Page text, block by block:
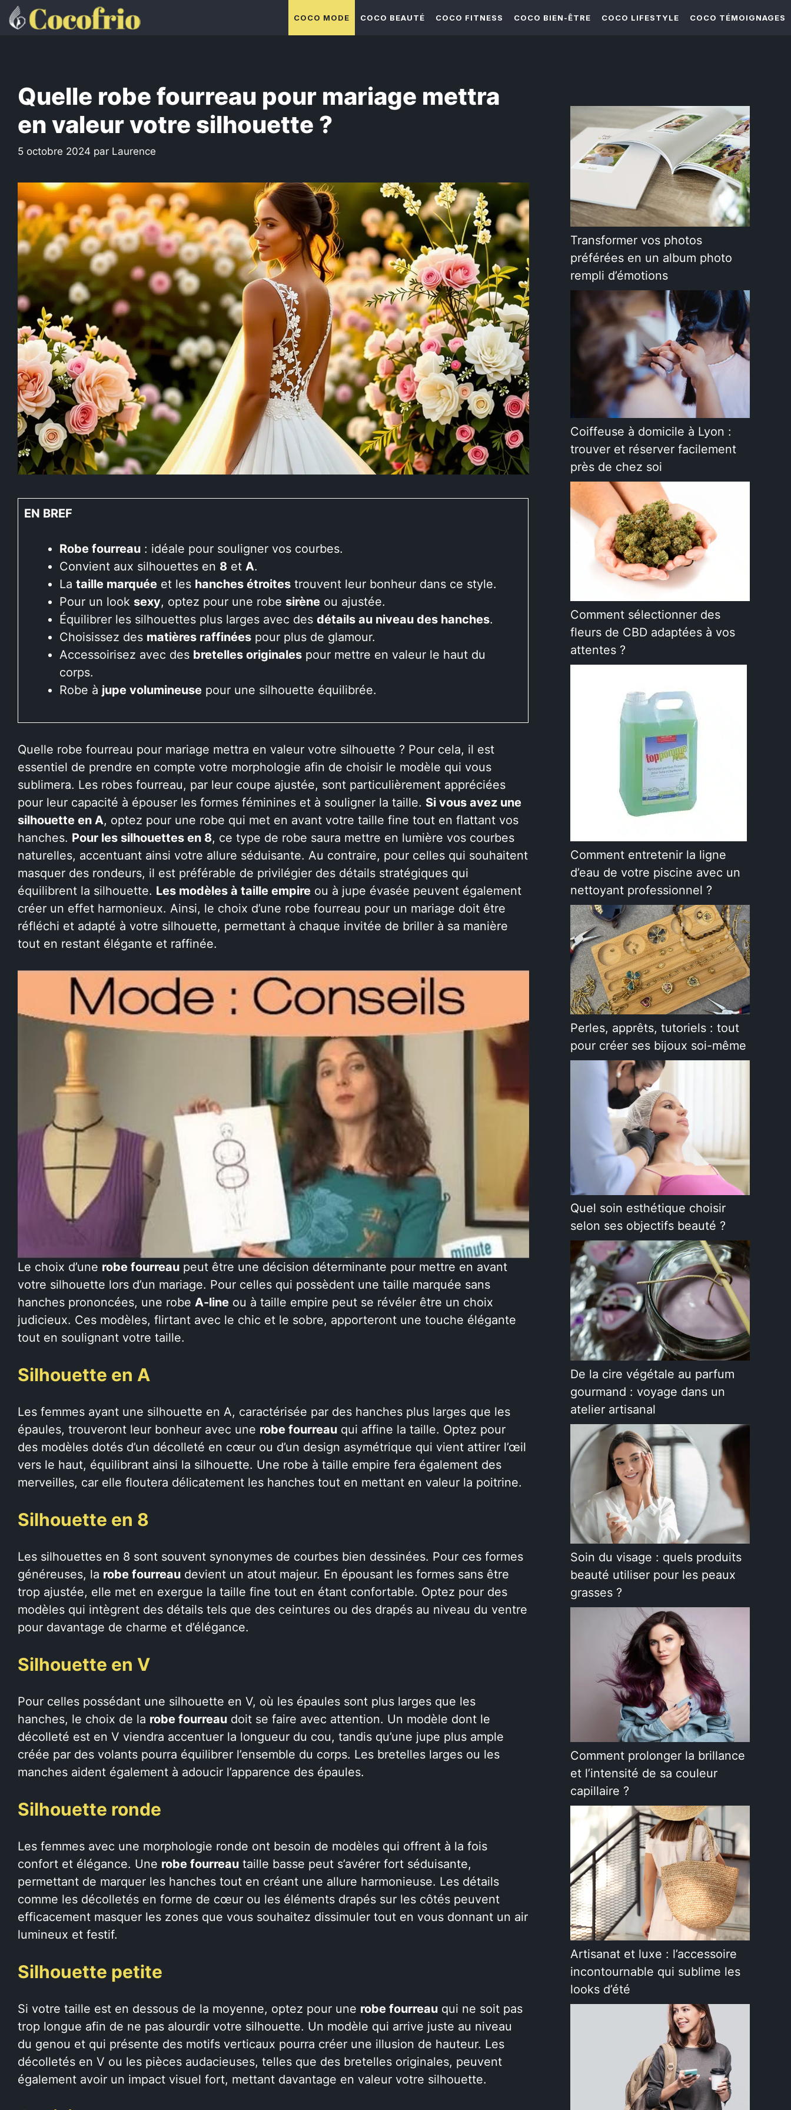
Aller
au
COCO MODE COCO BEAUTÉ COCO FITNESS COCO BIEN-ÊTRE COCO LIFESTYLE COCO TÉMOIGNAGES
Quelle robe fourreau pour mariage mettra
en valeur votre silhouette ?
5 octobre 2024 par Laurence
EN BREF
Robe fourreau : idéale pour souligner vos courbes.
Convient aux silhouettes en 8 et A.
La taille marquée et les hanches étroites trouvent leur bonheur dans ce style.
Pour un look sexy, optez pour une robe sirène ou ajustée.
Équilibrer les silhouettes plus larges avec des détails au niveau des hanches.
Choisissez des matières raffinées pour plus de glamour.
Accessoirisez avec des bretelles originales pour mettre en valeur le haut du
corps.
Robe à jupe volumineuse pour une silhouette équilibrée.
Quelle robe fourreau pour mariage mettra en valeur votre silhouette ? Pour cela, il est
essentiel de prendre en compte votre morphologie afin de choisir le modèle qui vous
sublimera. Les robes fourreau, par leur coupe ajustée, sont particulièrement appréciées
pour leur capacité à épouser les formes féminines et à souligner la taille. Si vous avez une
silhouette en A, optez pour une robe qui met en avant votre taille fine tout en flattant vos
hanches. Pour les silhouettes en 8, ce type de robe saura mettre en lumière vos courbes
naturelles, accentuant ainsi votre allure séduisante. Au contraire, pour celles qui souhaitent
masquer des rondeurs, il est préférable de privilégier des détails stratégiques qui
équilibrent la silhouette. Les modèles à taille empire ou à jupe évasée peuvent également
créer un effet harmonieux. Ainsi, le choix d’une robe fourreau pour un mariage doit être
réfléchi et adapté à votre silhouette, permettant à chaque invitée de briller à sa manière
tout en restant élégante et raffinée.
Le choix d’une robe fourreau peut être une décision déterminante pour mettre en avant
votre silhouette lors d’un mariage. Pour celles qui possèdent une taille marquée sans
hanches prononcées, une robe A-line ou à taille empire peut se révéler être un choix
judicieux. Ces modèles, flirtant avec le chic et le sobre, apporteront une touche élégante
tout en soulignant votre taille.
Silhouette en A
Les femmes ayant une silhouette en A, caractérisée par des hanches plus larges que les
épaules, trouveront leur bonheur avec une robe fourreau qui affine la taille. Optez pour
des modèles dotés d’un décolleté en cœur ou d’un design asymétrique qui vient attirer l’œil
vers le haut, équilibrant ainsi la silhouette. Une robe à taille empire fera également des
merveilles, car elle floutera délicatement les hanches tout en mettant en valeur la poitrine.
Silhouette en 8
Les silhouettes en 8 sont souvent synonymes de courbes bien dessinées. Pour ces formes
généreuses, la robe fourreau devient un atout majeur. En épousant les formes sans être
trop ajustée, elle met en exergue la taille fine tout en étant confortable. Optez pour des
modèles qui intègrent des détails tels que des ceintures ou des drapés au niveau du ventre
pour davantage de charme et d’élégance.
Silhouette en V
Pour celles possédant une silhouette en V, où les épaules sont plus larges que les
hanches, le choix de la robe fourreau doit se faire avec attention. Un modèle dont le
décolleté est en V viendra accentuer la longueur du cou, tandis qu’une jupe plus ample
créée par des volants pourra équilibrer l’ensemble du corps. Les bretelles larges ou les
manches aident également à adoucir l’apparence des épaules.
Silhouette ronde
Les femmes avec une morphologie ronde ont besoin de modèles qui offrent à la fois
confort et élégance. Une robe fourreau taille basse peut s’avérer fort séduisante,
permettant de marquer les hanches tout en créant une allure harmonieuse. Les détails
comme les décolletés en forme de cœur ou les éléments drapés sur les côtés peuvent
efficacement masquer les zones que vous souhaitez dissimuler tout en vous donnant un air
lumineux et festif.
Silhouette petite
Si votre taille est en dessous de la moyenne, optez pour une robe fourreau qui ne soit pas
trop longue afin de ne pas alourdir votre silhouette. Un modèle qui arrive juste au niveau
du genou et qui présente des motifs verticaux pourra créer une illusion de hauteur. Les
décolletés en V ou les pièces audacieuses, telles que des bretelles originales, peuvent
également avoir un impact visuel fort, mettant davantage en valeur votre silhouette.
Transformer vos photos
préférées en un album photo
rempli d’émotions
Coiffeuse à domicile à Lyon :
trouver et réserver facilement
près de chez soi
Comment sélectionner des
fleurs de CBD adaptées à vos
attentes ?
Comment entretenir la ligne
d’eau de votre piscine avec un
nettoyant professionnel ?
Perles, apprêts, tutoriels : tout
pour créer ses bijoux soi-même
Quel soin esthétique choisir
selon ses objectifs beauté ?
De la cire végétale au parfum
gourmand : voyage dans un
atelier artisanal
Soin du visage : quels produits
beauté utiliser pour les peaux
grasses ?
Comment prolonger la brillance
et l’intensité de sa couleur
capillaire ?
Artisanat et luxe : l’accessoire
incontournable qui sublime les
looks d’été